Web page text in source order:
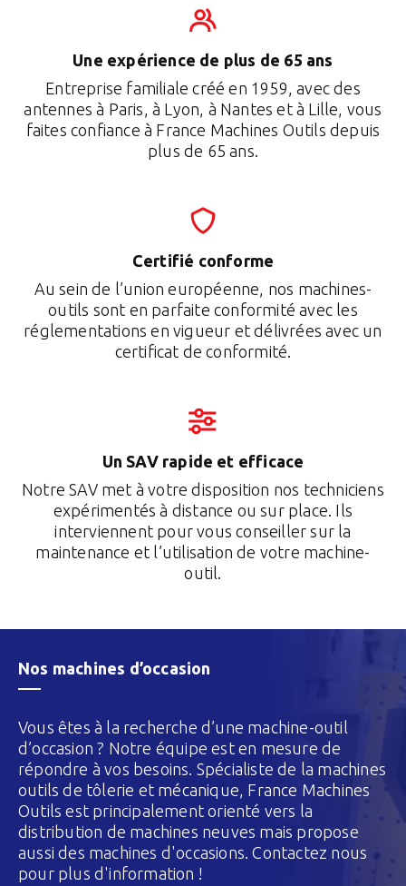
Une expérience de plus de 65 ans
Entreprise familiale créé en 1959, avec des
antennes à Paris, à Lyon, à Nantes et à Lille, vous
faites confiance à France Machines Outils depuis
plus de 65 ans.
Certifié conforme
Au sein de l’union européenne, nos machines-
outils sont en parfaite conformité avec les
réglementations en vigueur et délivrées avec un
certificat de conformité.
Un SAV rapide et efficace
Notre SAV met à votre disposition nos techniciens
expérimentés à distance ou sur place. Ils
interviennent pour vous conseiller sur la
maintenance et l’utilisation de votre machine-
outil.
Nos machines d’occasion
Vous êtes à la recherche d’une machine-outil
d’occasion ? Notre équipe est en mesure de
répondre à vos besoins. Spécialiste de la machines
outils de tôlerie et mécanique, France Machines
Outils est principalement orienté vers la
distribution de machines neuves mais propose
aussi des machines d'occasions. Contactez nous
pour plus d'information !